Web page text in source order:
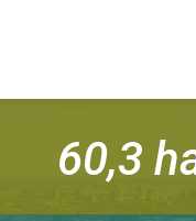
60,3